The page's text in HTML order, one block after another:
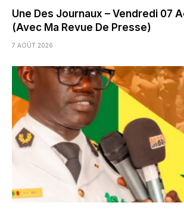
Une Des Journaux – Vendredi 07
(Avec Ma Revue De Presse)
7 AOÛT 2026